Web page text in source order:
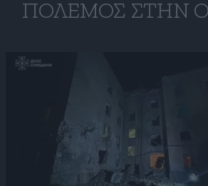
ΠΌΛΕΜΟΣ ΣΤΗΝ